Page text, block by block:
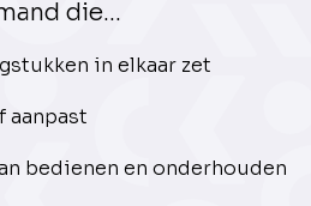
die...
in elkaar zet
aanpast
bedienen en onderhouden